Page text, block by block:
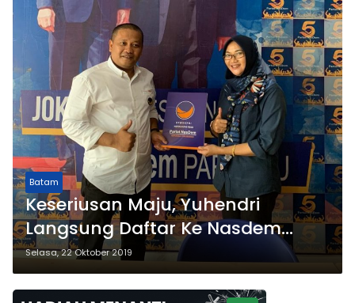
Batam
Keseriusan Maju, Yuhendri
Langsung Daftar Ke Nasdem
Sebagai Cawako
Selasa, 22 Oktober 2019